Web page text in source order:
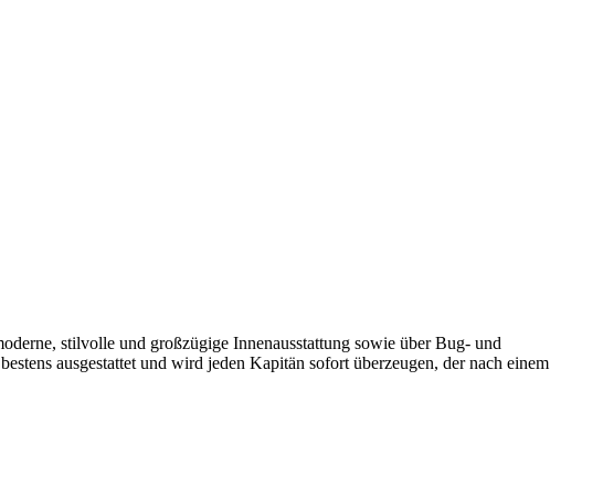
stilvolle und großzügige Innenausstattung sowie über Bug- und
ausgestattet und wird jeden Kapitän sofort überzeugen, der nach einem